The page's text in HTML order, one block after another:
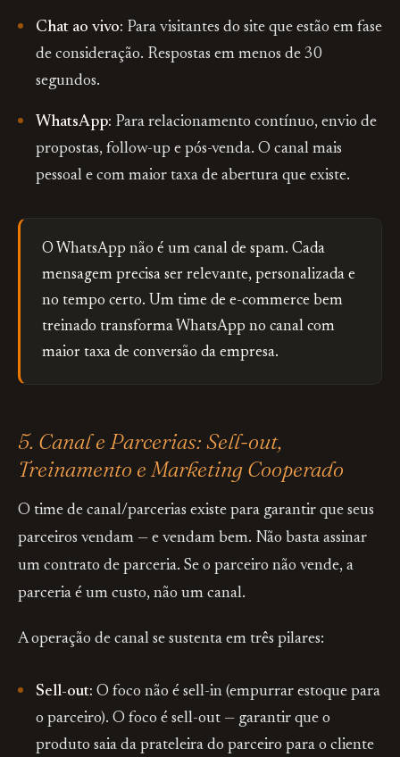
Chat ao vivo: Para visitantes do site que estão em fase
de consideração. Respostas em menos de 30
segundos.
WhatsApp: Para relacionamento contínuo, envio de
propostas, follow-up e pós-venda. O canal mais
pessoal e com maior taxa de abertura que existe.
O WhatsApp não é um canal de spam. Cada
mensagem precisa ser relevante, personalizada e
no tempo certo. Um time de e-commerce bem
treinado transforma WhatsApp no canal com
maior taxa de conversão da empresa.
5. Canal e Parcerias: Sell-out,
Treinamento e Marketing Cooperado
O time de canal/parcerias existe para garantir que seus
parceiros vendam — e vendam bem. Não basta assinar
um contrato de parceria. Se o parceiro não vende, a
parceria é um custo, não um canal.
A operação de canal se sustenta em três pilares:
Sell-out: O foco não é sell-in (empurrar estoque para
o parceiro). O foco é sell-out — garantir que o
produto saia da prateleira do parceiro para o cliente